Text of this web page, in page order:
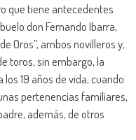
que tiene antecedentes
don Fernando Ibarra,
Oros”, ambos novilleros y,
toros, sin embargo, la
19 años de vida, cuando
pertenencias familiares,
además, de otros